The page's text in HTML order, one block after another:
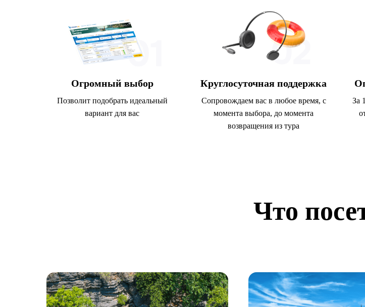
Огромный выбор
Позволит подобрать идеальный
вариант для вас
Круглосуточная поддержка
Сопровождаем вас в любое время, с
момента выбора, до момента
возвращения из тура
За
Что